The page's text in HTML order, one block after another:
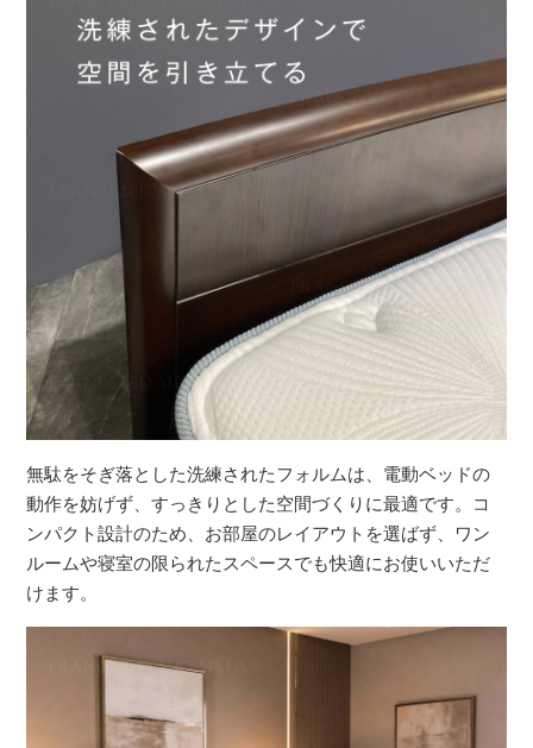
無駄をそぎ落とした洗練されたフォルムは、電動ベッドの
動作を妨げず、すっきりとした空間づくりに最適です。コ
ンパクト設計のため、お部屋のレイアウトを選ばず、ワン
ルームや寝室の限られたスペースでも快適にお使いいただ
けます。